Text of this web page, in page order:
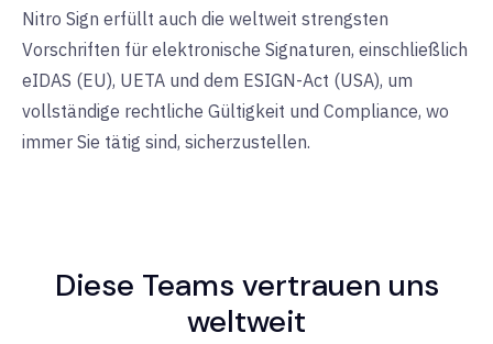
Nitro Sign erfüllt auch die weltweit strengsten
Vorschriften für elektronische Signaturen, einschließlich
eIDAS (EU), UETA und dem ESIGN-Act (USA), um
vollständige rechtliche Gültigkeit und Compliance, wo
immer Sie tätig sind, sicherzustellen.
Diese Teams vertrauen uns
weltweit